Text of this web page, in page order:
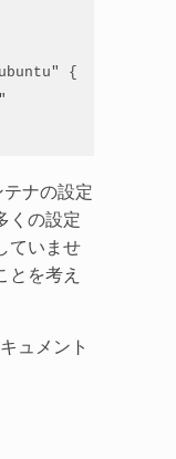
{
ナの設定
くの設定
ていませ
とを考え
ュメント